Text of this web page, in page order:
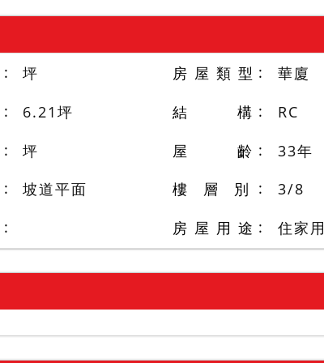
坪
6.21坪
坪
坡道平面
房 屋 類 型
華廈
結 構
RC
屋 齡
33年
樓 層 別
3/8
房 屋 用 途
住家